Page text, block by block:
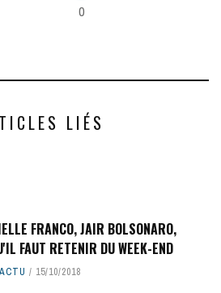
0
LIÉS
FRANCO, JAIR BOLSONARO,
FAUT RETENIR DU WEEK-END
ACTU 15/10/2018